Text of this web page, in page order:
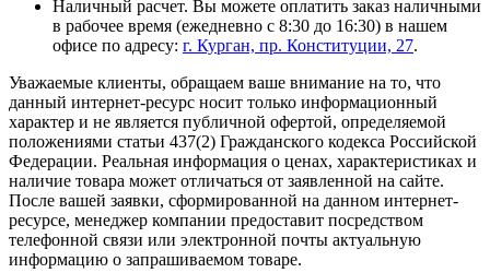
Наличный расчет. Вы можете оплатить заказ наличными
в рабочее время (ежедневно с 8:30 до 16:30) в нашем
офисе по адресу: г. Курган, пр. Конституции, 27.
Уважаемые клиенты, обращаем ваше внимание на то, что
данный интернет-ресурс носит только информационный
характер и не является публичной офертой, определяемой
положениями статьи 437(2) Гражданского кодекса Российской
Федерации. Реальная информация о ценах, характеристиках и
наличие товара может отличаться от заявленной на сайте.
После вашей заявки, сформированной на данном интернет-
ресурсе, менеджер компании предоставит посредством
телефонной связи или электронной почты актуальную
информацию о запрашиваемом товаре.